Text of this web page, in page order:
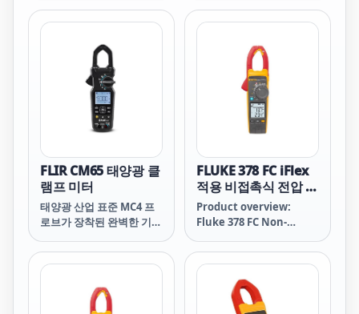
의 신뢰할 수 있는 도구에
결합하여 태양광 설비의 검
사, 유지보수 및 문제 해결
을 더욱 빠르고 효율적으로
수행할 수 있도록 해줍니
구가 필요한 전기기술자를
위한 True RMS 산업용 클
FLIR CM65 태양광 클
램프 미터
태양광 산업 표준 MC4 프
로브가 장착된 완벽한 기능
로 시간을 절약하고 문제를
신속하게 찾아낼 수 있습니
FLUKE 378 FC iFlex
적용 비접촉식 전압 실
효값 AC/DC 클램프
미터
Product overview:
Fluke 378 FC Non-
rms AC/DC Clamp
Meter with iFlex